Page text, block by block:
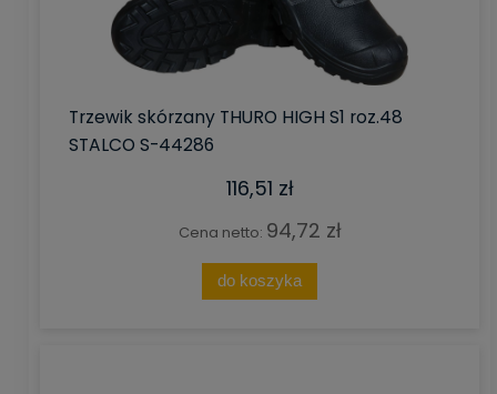
Trzewik skórzany THURO HIGH S1 roz.48
STALCO S-44286
116,51 zł
Cena netto: 94,72 zł
do koszyka